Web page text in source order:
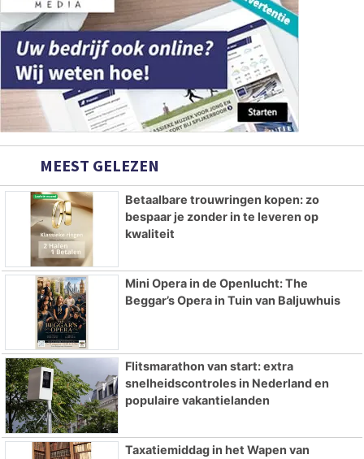
MEEST GELEZEN
Betaalbare trouwringen kopen: zo
bespaar je zonder in te leveren op
kwaliteit
Mini Opera in de Openlucht: The
Beggar’s Opera in Tuin van Baljuwhuis
Flitsmarathon van start: extra
snelheidscontroles in Nederland en
populaire vakantielanden
Taxatiemiddag in het Wapen van